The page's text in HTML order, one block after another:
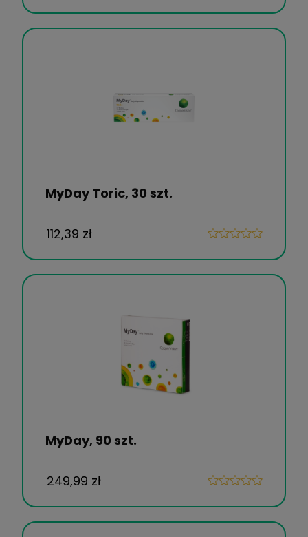
MyDay Toric, 30 szt.
112,39 zł
MyDay, 90 szt.
249,99 zł